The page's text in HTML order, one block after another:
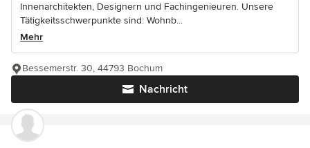
Innenarchitekten, Designern und Fachingenieuren. Unsere
Tätigkeitsschwerpunkte sind: Wohnb...
Mehr
Nachricht
Bessemerstr. 30, 44793 Bochum